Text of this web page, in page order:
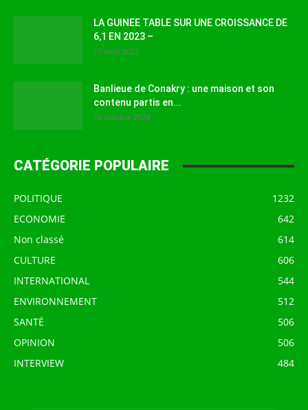
LA GUINEE TABLE SUR UNE CROISSANCE DE
6,1 EN 2023 –
17 août 2023
Banlieue de Conakry : une maison et son
contenu partis en...
16 octobre 2024
CATÉGORIE POPULAIRE
POLITIQUE
1232
ECONOMIE
642
Non classé
614
CULTURE
606
INTERNATIONAL
544
ENVIRONNEMENT
512
SANTÉ
506
OPINION
506
INTERVIEW
484